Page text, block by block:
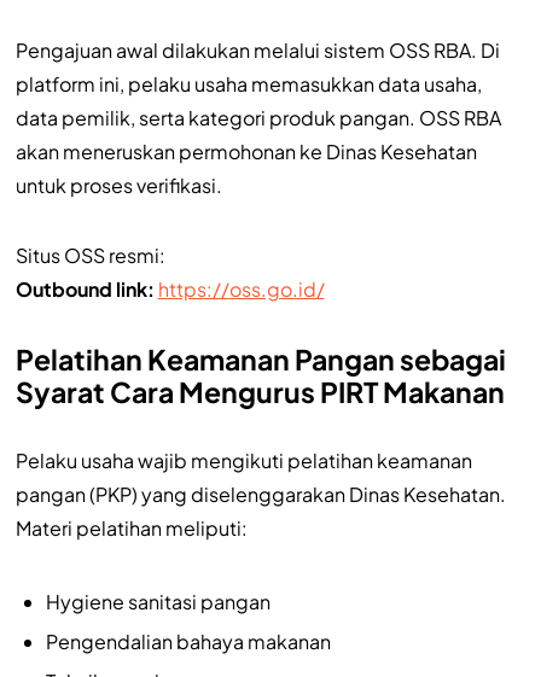
Pengajuan awal dilakukan melalui sistem OSS RBA. Di
platform ini, pelaku usaha memasukkan data usaha,
data pemilik, serta kategori produk pangan. OSS RBA
akan meneruskan permohonan ke Dinas Kesehatan
untuk proses verifikasi.
Situs OSS resmi:
Outbound link: https://oss.go.id/
Pelatihan Keamanan Pangan sebagai
Syarat Cara Mengurus PIRT Makanan
Pelaku usaha wajib mengikuti pelatihan keamanan
pangan (PKP) yang diselenggarakan Dinas Kesehatan.
Materi pelatihan meliputi:
Hygiene sanitasi pangan
Pengendalian bahaya makanan